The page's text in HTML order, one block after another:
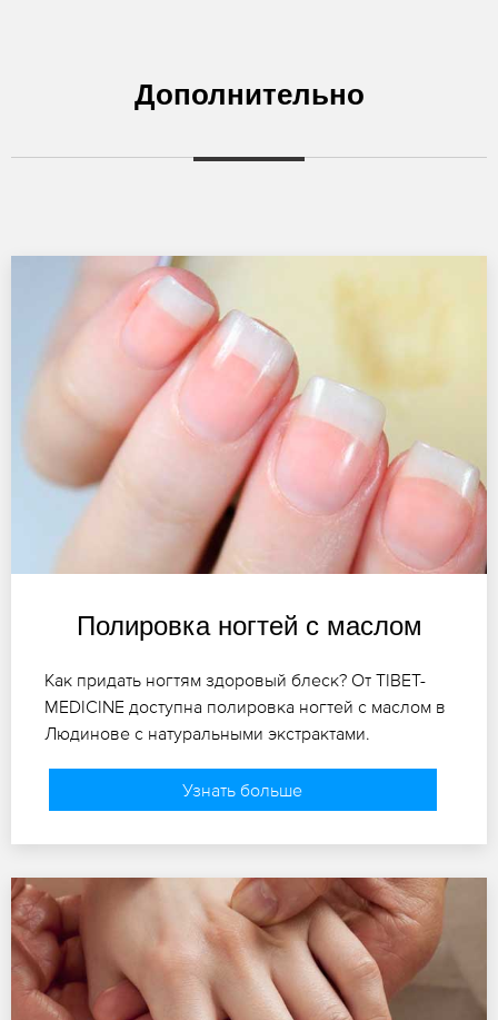
Дополнительно
Полировка ногтей с маслом
Как придать ногтям здоровый блеск? От TIBET-
MEDICINE доступна полировка ногтей с маслом в
Людинове с натуральными экстрактами.
Узнать больше